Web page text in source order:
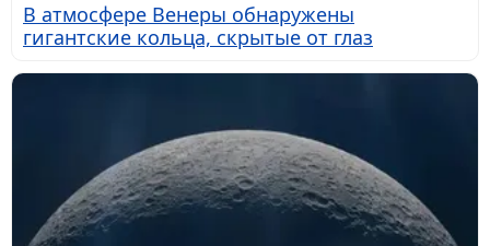
В атмосфере Венеры обнаружены
гигантские кольца, скрытые от глаз